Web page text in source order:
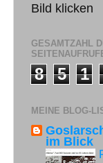
Bild klicken
GESAMTZAHL
8 5 1
MEINE BLOG-
im Blick